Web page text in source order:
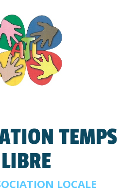
TEMPS
LIBRE
LOCALE